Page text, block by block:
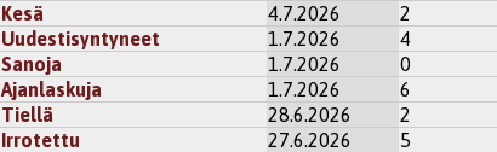
Kesä 4.7.2026 2
Uudestisyntyneet 1.7.2026 4
Sanoja 1.7.2026 0
Ajanlaskuja 1.7.2026 6
Tiellä 28.6.2026 2
Irrotettu 27.6.2026 5